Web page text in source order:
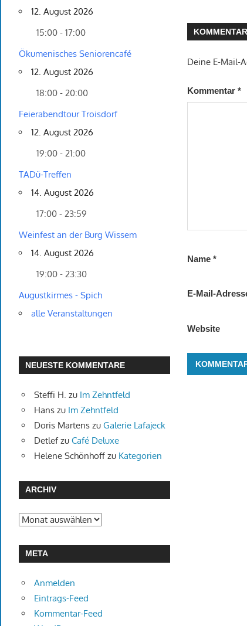
Deine E-Mail-
Kommentar*
Name*
E-Mail-
Website
12. August 2026
15:00 - 17:00
Ökumenisches Seniorencafé
12. August 2026
18:00 - 20:00
Feierabendtour Troisdorf
12. August 2026
19:00 - 21:00
TADü-Treffen
14. August 2026
17:00 - 23:59
Weinfest an der Burg Wissem
14. August 2026
19:00 - 23:30
Augustkirmes - Spich
alle Veranstaltungen
NEUESTE KOMMENTARE
Steffi H. zu Im Zehntfeld
Hanszu Im Zehntfeld
Doris Martenszu Galerie Lafajeck
Detlefzu Café Deluxe
Helene Schönhoffzu Kategorien
ARCHIV
Archiv
META
Anmelden
Eintrags-Feed
Kommentar-Feed